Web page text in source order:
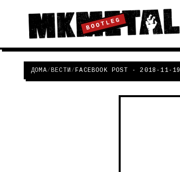
BOOTLEG
ДОМА/ВЕСТИ /FACEBOOK POST - 2018-11-19